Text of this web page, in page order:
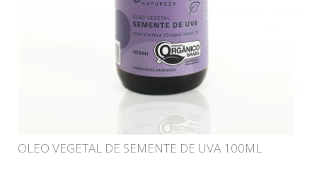
OLEO VEGETAL DE SEMENTE DE UVA 100ML